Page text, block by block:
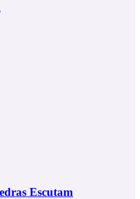
Escutam